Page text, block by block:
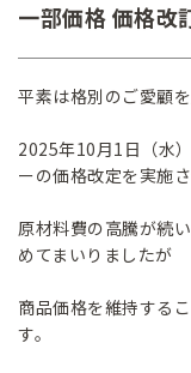
一部価格 価格改
平素は格別のご愛顧
2025年10月1日（水
ーの価格改定を実施
原材料費の高騰が続
めてまいりましたが
商品価格を維持する
す。